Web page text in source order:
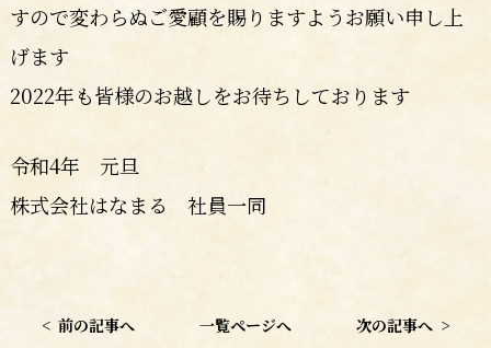
すので変わらぬご愛顧を賜りますようお願い申し上
げます
2022年も皆様のお越しをお待ちしております
令和4年 元旦
株式会社はなまる 社員一同
< 前の記事へ 一覧ページへ 次の記事へ >